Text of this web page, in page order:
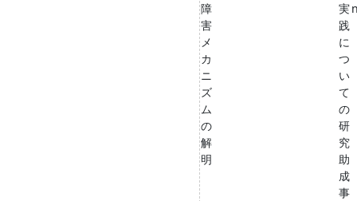
障
害
メ
カ
ニ
ズ
ム
の
解
明
実
践
に
つ
い
て
の
研
究
助
成
事